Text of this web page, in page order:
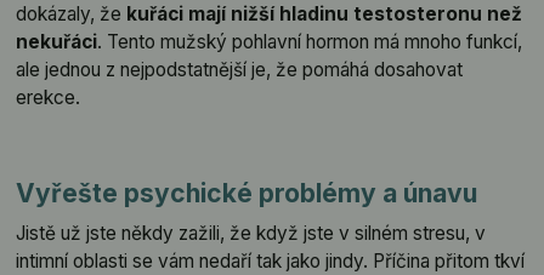
dokázaly, že kuřáci mají nižší hladinu testosteronu než
nekuřáci. Tento mužský pohlavní hormon má mnoho funkcí,
ale jednou z nejpodstatnější je, že pomáhá dosahovat
erekce.
Vyřešte psychické problémy a únavu
Jistě už jste někdy zažili, že když jste v silném stresu, v
intimní oblasti se vám nedaří tak jako jindy. Příčina přitom tkví